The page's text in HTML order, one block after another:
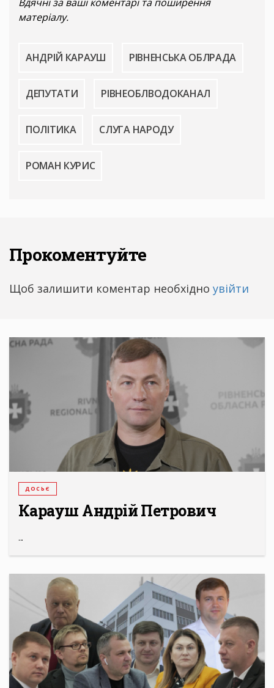
матеріалу.
АНДРІЙ КАРАУШ РІВНЕНСЬКА ОБЛРАДА
ДЕПУТАТИ РІВНЕОБЛВОДОКАНАЛ
ПОЛІТИКА СЛУГА НАРОДУ
РОМАН КУРИС
Прокоментуйте
Щоб залишити коментар необхідно увійти
ДОСЬЄ
Карауш Андрій Петрович
...